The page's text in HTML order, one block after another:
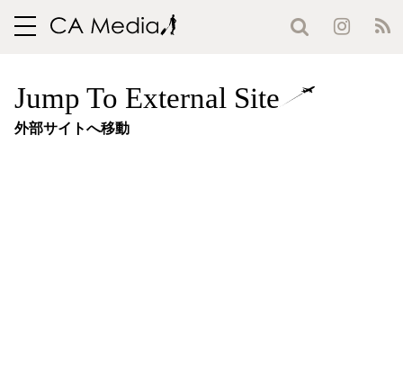
toggle
Jump To External Site
外部サイトへ移動